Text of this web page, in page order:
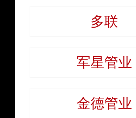
多联
军星管业
金德管业